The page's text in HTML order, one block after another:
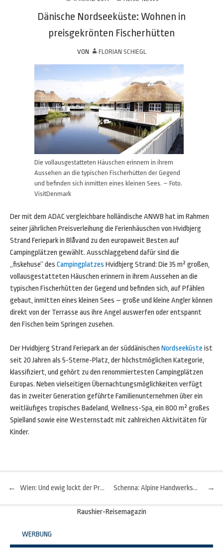
Dänische Nordseeküste: Wohnen in
preisgekrönten Fischerhütten
VON FLORIAN SCHIEGL
Die vollausgestatteten Häuschen erinnern in ihrem
Aussehen an die typischen Fischerhütten der Gegend
und befinden sich inmitten eines kleinen Sees. – Foto.
VisitDenmark
Der mit dem ADAC vergleichbare holländische ANWB hat im Rahmen
seiner jährlichen Preisverleihung die Ferienhäuschen von Hvidbjerg
Strand Feriepark in Blåvand zu den europaweit Besten auf
Campingplätzen gewählt. Ausschlaggebend dafür sind die
„fiskehuse“ des Campingplatzes Hvidbjerg Strand: Die 35 m² großen,
vollausgestatteten Häuschen erinnern in ihrem Aussehen an die
typischen Fischerhütten der Gegend und befinden sich, auf Pfählen
gebaut, inmitten eines kleinen Sees – große und kleine Angler können
direkt von der Terrasse aus ihre Angel auswerfen oder entspannt
den Fischen beim Springen zusehen.
Der Hvidbjerg Strand Feriepark an der süddänischen Nordseeküste ist
seit 20 Jahren als 5-Sterne-Platz, der höchstmöglichen Kategorie,
klassifiziert, und gehört zu den renommiertesten Campingplätzen
Europas. Neben vielseitigen Übernachtungsmöglichkeiten verfügt
das in zweiter Generation geführte Familienunternehmen über ein
weitläufiges tropisches Badeland, Wellness-Spa, ein 800 m² großes
Spielland sowie eine Westernstadt mit zahlreichen Aktivitäten für
Kinder.
Beitragsnavigation
← Wien: Und ewig lockt der Prater →
Schenna: Alpine Handwerkskunst aus Filz, Holz und Metall
Raushier-Reisemagazin
WERBUNG